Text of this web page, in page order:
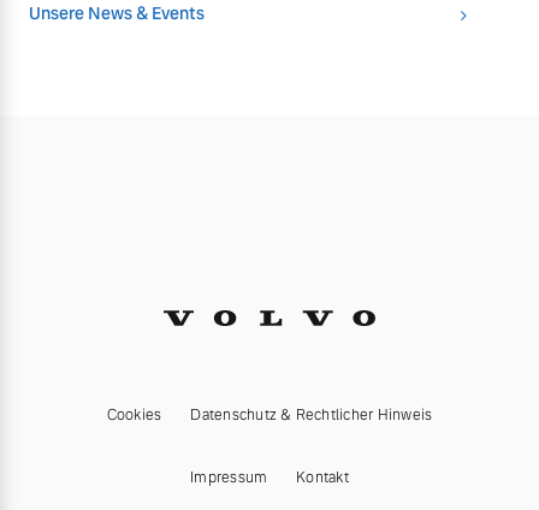
Unsere News & Events
Cookies Datenschutz & Rechtlicher Hinweis
Impressum Kontakt